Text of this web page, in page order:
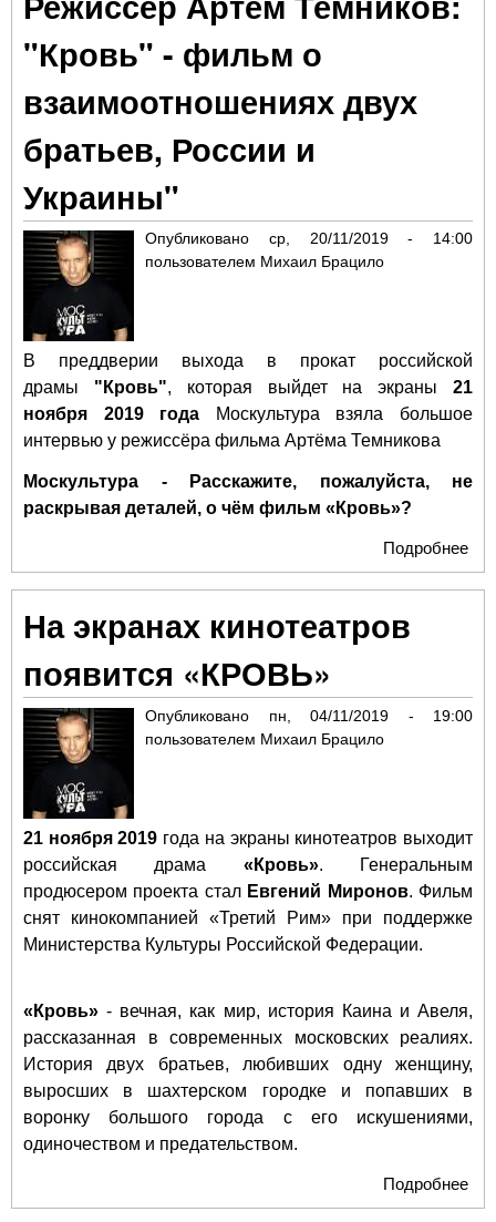
"Кровь" - фильм о
взаимоотношениях двух
братьев, России и
Украины"
Опубликовано ср, 20/11/2019 - 14:00
пользователем Михаил Брацило
В преддверии выхода в прокат российской
драмы "Кровь", которая выйдет на экраны21
ноября 2019 года
Москультура взяла большое
интервью у режиссёра фильма Артёма Темникова
Москультура - Расскажите, пожалуйста, не
раскрывая деталей, о чём фильм «Кровь»?
Подробнее
-
На экранах кинотеатров
появится «КРОВЬ»
Опубликовано пн, 04/11/2019 - 19:00
пользователем Михаил Брацило
21 ноября 2019 года на экраны кинотеатров выходит
российская драма «Кровь». Генеральным
продюсером проекта стал Евгений Миронов. Фильм
снят кинокомпанией «Третий Рим» при поддержке
Министерства Культуры Российской Федерации.
«Кровь» - вечная, как мир, история Каина и Авеля,
рассказанная в современных московских реалиях.
История двух братьев, любивших одну женщину,
выросших в шахтерском городке и попавших в
воронку большого города с его искушениями,
одиночеством и предательством.
Подробнее